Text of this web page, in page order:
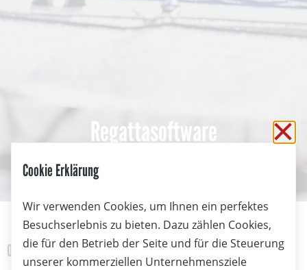
Regattasoftware
OeSV-Digital löst PC-gebundene Regattasoftware ab
Cookie Erklärung
Wir verwenden Cookies, um Ihnen ein perfektes
Besuchserlebnis zu bieten. Dazu zählen Cookies,
die für den Betrieb der Seite und für die Steuerung
unserer kommerziellen Unternehmensziele